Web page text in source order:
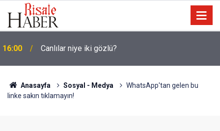
15:35 Sosyal medya, derslerde başarısızlığa yol açıyor
Anasayfa Sosyal - Medya
WhatsApp'tan gelen bu
linke sakın tıklamayın!